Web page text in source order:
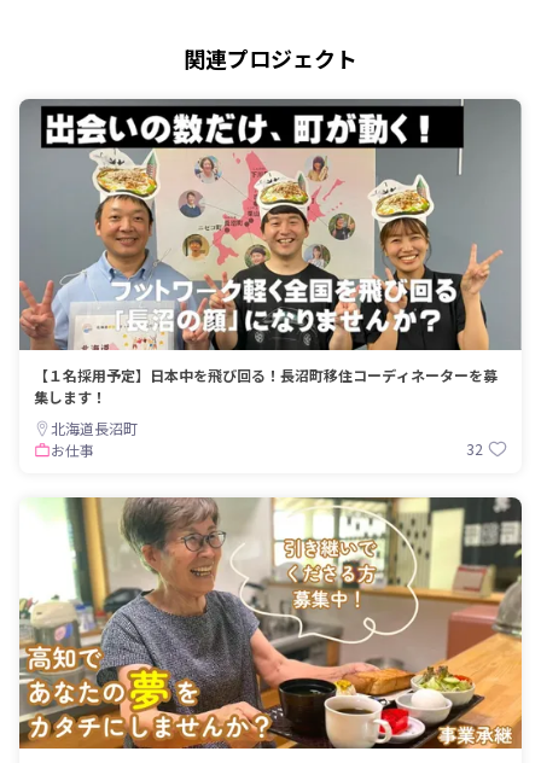
関連プロジェクト
【１名採用予定】日本中を飛び回る！長沼町移住コーディネーターを募
集します！
北海道長沼町
お仕事
32